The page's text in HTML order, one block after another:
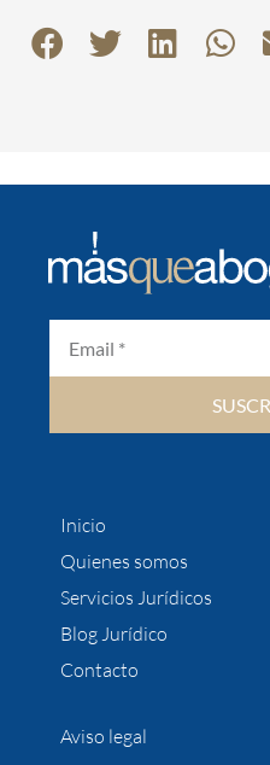
Inicio
Quienes somos
Servicios Jurídicos
Blog Jurídico
Contacto
Aviso legal